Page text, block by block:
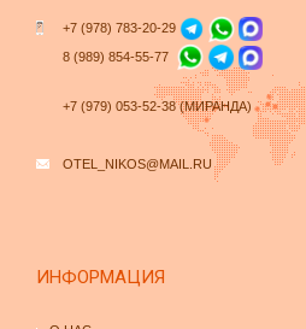
+7 (978) 783-20-29
8 (989) 854-55-77
+7 (979) 053-52-38 (МИРАНДА)
OTEL_NIKOS@MAIL.RU
ИНФОРМАЦИЯ